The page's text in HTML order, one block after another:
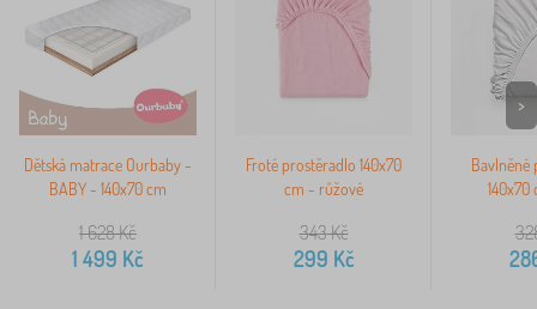
Dětská matrace Ourbaby -
BABY - 140x70 cm
1 628Kč
1 499 Kč
Froté prostěradlo 140x70
cm - růžové
343Kč
299 Kč
Bavlněné
>